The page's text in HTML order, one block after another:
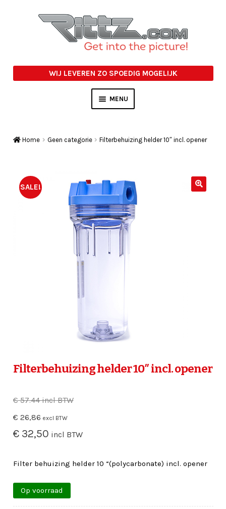
WIJ LEVEREN ZO SPOEDIG MOGELIJK
MENU
STUDIO ACCESSOIRES
ACTIE
Home Geen categorie Filterbehuizing helder 10″ incl. opener
SALE!
Filterbehuizing helder 10″ incl. opener
€57.44 incl BTW
€ 26,86 excl BTW
€ 32,50 incl BTW
Filter behuizing helder 10 “(polycarbonate) incl. opener
Op voorraad